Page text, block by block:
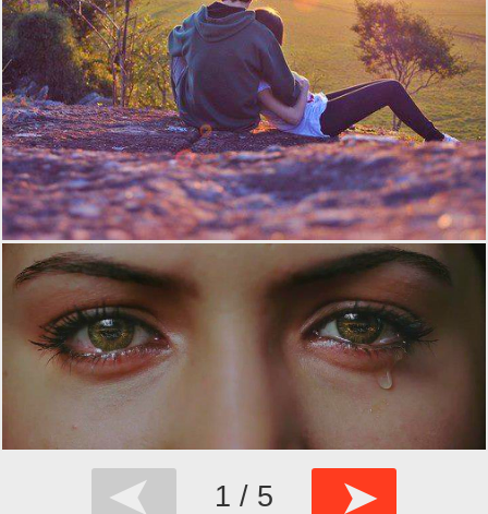
➤ 1 / 5 ➤